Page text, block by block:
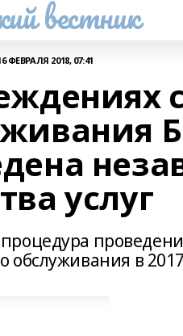
вестник
ФЕВРАЛЯ 2018, 07:41
услуг
обслуживания в